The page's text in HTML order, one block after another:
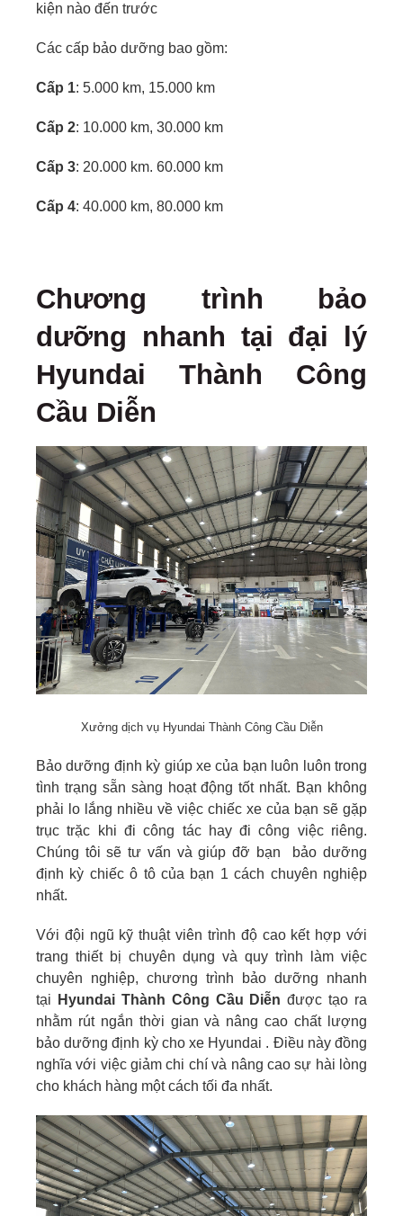
kiện nào đến trước
Các cấp bảo dưỡng bao gồm:
Cấp 1: 5.000 km, 15.000 km
Cấp 2: 10.000 km, 30.000 km
Cấp 3: 20.000 km. 60.000 km
Cấp 4: 40.000 km, 80.000 km
Chương trình bảo
dưỡng nhanh tại đại lý
Hyundai Thành Công
Cầu Diễn
Xưởng dịch vụ Hyundai Thành Công Cầu Diễn
Bảo dưỡng định kỳ giúp xe của bạn luôn luôn trong
tình trạng sẵn sàng hoạt động tốt nhất. Bạn không
phải lo lắng nhiều về việc chiếc xe của bạn sẽ gặp
trục trặc khi đi công tác hay đi công việc riêng.
Chúng tôi sẽ tư vấn và giúp đỡ bạn bảo dưỡng
định kỳ chiếc ô tô của bạn 1 cách chuyên nghiệp
nhất.
Với đội ngũ kỹ thuật viên trình độ cao kết hợp với
trang thiết bị chuyên dụng và quy trình làm việc
chuyên nghiệp, chương trình bảo dưỡng nhanh
tại
Hyundai Thành Công Cầu Diễnđược tạo ra
nhằm rút ngắn thời gian và nâng cao chất lượng
bảo dưỡng định kỳ cho xe Hyundai . Điều này đồng
nghĩa với việc giảm chi chí và nâng cao sự hài lòng
cho khách hàng một cách tối đa nhất.